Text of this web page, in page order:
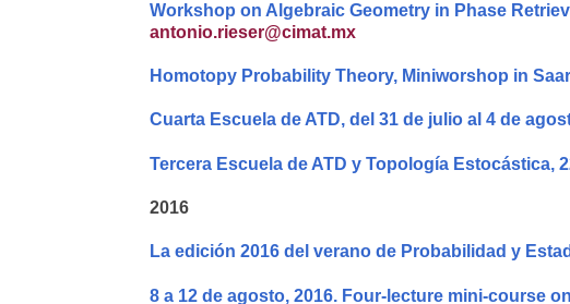
Workshop on Algebraic Geometry in Phase
antonio.rieser@cimat.mx
Homotopy Probability Theory, Miniworshop in
Cuarta Escuela de ATD, del 31 de julio al 4 de
Tercera Escuela de ATD y Topología Estocástica,
2016
La edición 2016 del verano de Probabilidad y
8 a 12 de agosto, 2016. Four-lecture mini-course